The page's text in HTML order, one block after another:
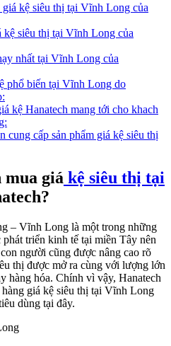
kệ siêu thị tại Vĩnh Long của
kệ siêu thị tại Vĩnh Long của
nhất tại Vĩnh Long của
phổ biến tại Vĩnh Long do
kệ Hanatech mang tới cho khach
cung cấp sản phẩm giá kệ siêu thị
mua giá kệ siêu thị tại
– Vĩnh Long là một trong những
triển kinh tế tại miền Tây nên
người cũng được nâng cao rõ
thị được mở ra cùng với lượng lớn
hàng hóa. Chính vì vậy, Hanatech
giá kệ siêu thị tại Vĩnh Long
dùng tại đây.